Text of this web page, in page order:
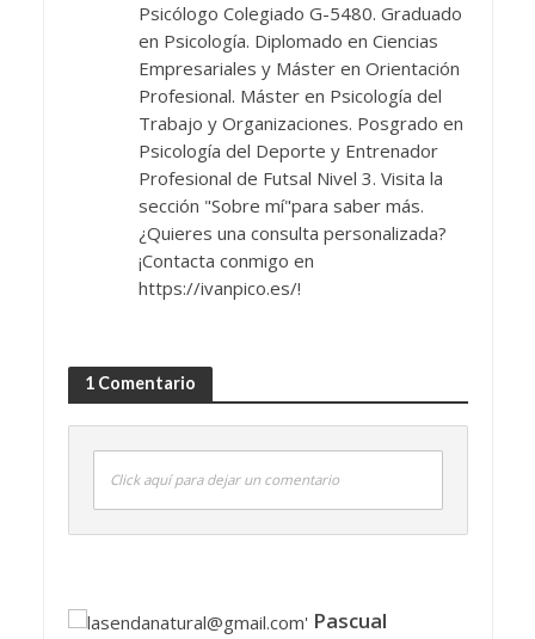
Psicólogo Colegiado G-5480. Graduado
en Psicología. Diplomado en Ciencias
Empresariales y Máster en Orientación
Profesional. Máster en Psicología del
Trabajo y Organizaciones. Posgrado en
Psicología del Deporte y Entrenador
Profesional de Futsal Nivel 3. Visita la
sección "Sobre mí"para saber más.
¿Quieres una consulta personalizada?
¡Contacta conmigo en
https://ivanpico.es/!
1 Comentario
Click aquí para dejar un comentario
Pascual